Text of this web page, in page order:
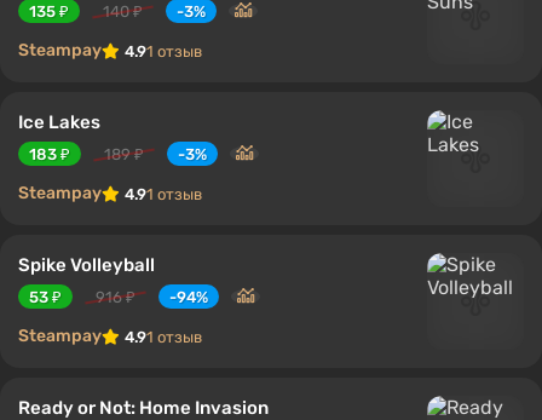
135 ₽ 140 ₽ -3%
Steampay 4.91 отзыв
Ice Lakes
183 ₽ 189 ₽ -3%
Steampay 4.91 отзыв
Spike Volleyball
53 ₽ 916 ₽ -94%
Steampay 4.91 отзыв
Ready or Not: Home Invasion